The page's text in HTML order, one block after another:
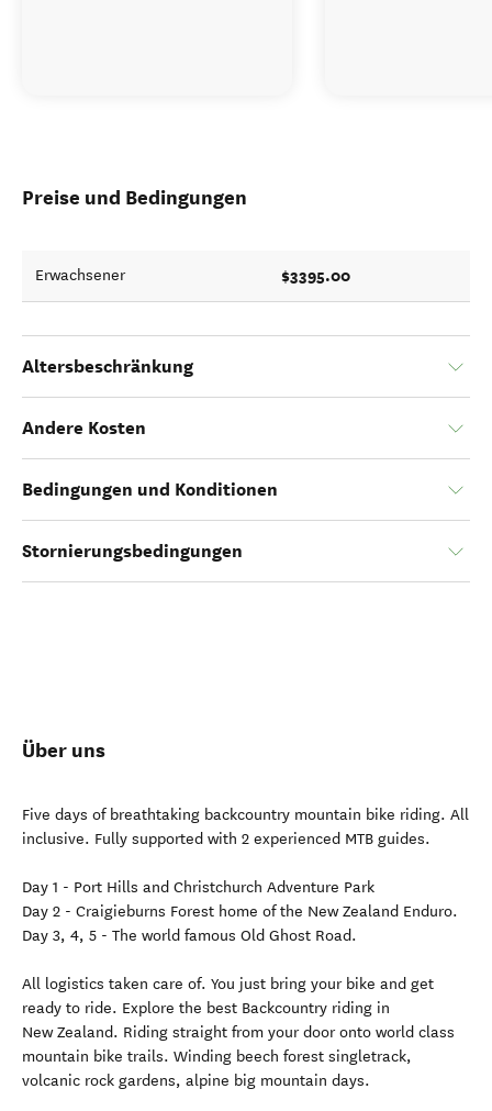
Preise und Bedingungen
Erwachsener $3395.00
Altersbeschränkung
Andere Kosten
Bedingungen und Konditionen
Stornierungsbedingungen
Über uns
Five days of breathtaking backcountry mountain bike riding. All
inclusive. Fully supported with 2 experienced MTB guides.
Day 1 - Port Hills and Christchurch Adventure Park
Day 2 - Craigieburns Forest home of the New Zealand Enduro.
Day 3, 4, 5 - The world famous Old Ghost Road.
All logistics taken care of. You just bring your bike and get
ready to ride. Explore the best Backcountry riding in
New Zealand. Riding straight from your door onto world class
mountain bike trails. Winding beech forest singletrack,
volcanic rock gardens, alpine big mountain days.